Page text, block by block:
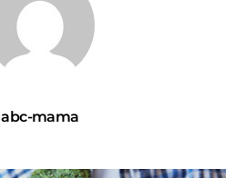
abc-mama